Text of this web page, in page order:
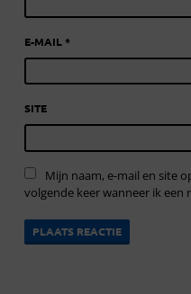
E-MAIL *
SITE
Mijn naam, e-mail en site
volgende keer wanneer ik een